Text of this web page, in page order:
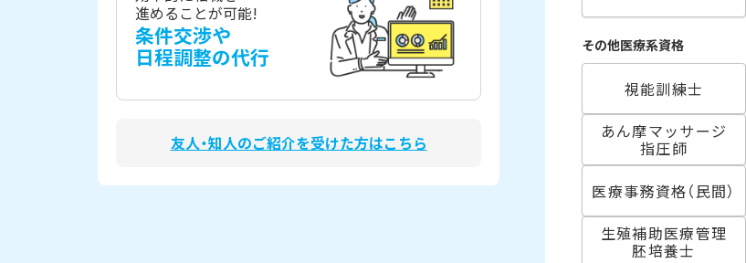
その他医療系資格
視能訓練士
あん摩マッサージ
指圧師
医療事務資格（民間）
生殖補助医療管理
胚培養士
進めることが可能!
条件交渉や
日程調整の代行
友人・知人のご紹介を受けた方はこちら